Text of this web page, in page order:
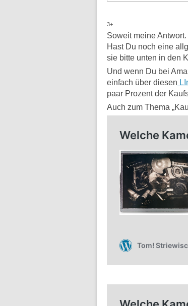
3+
Soweit meine Antwort.
Hast Du noch eine
sie bitte unten in den
Und wenn Du bei
einfach über diesen
paar Prozent der
Auch zum Thema